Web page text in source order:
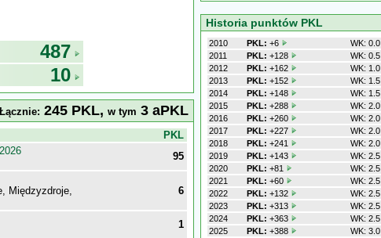
487
10
Łącznie: 245 PKL, w tym 3 aPKL
PKL
95
Międzyzdroje,
6
1
Historia punktów PKL
2010 PKL: +6
WK: 0.0
2011
PKL: +128
WK: 0.5
2012
PKL: +162
WK: 1.0
2013
PKL: +152
WK: 1.5
2014
PKL: +148
WK: 1.5
2015
PKL: +288
WK: 2.0
2016
PKL: +260
WK: 2.0
2017
PKL: +227
WK: 2.0
2018
PKL: +241
WK: 2.0
2019
PKL: +143
WK: 2.5
2020
PKL: +81
WK: 2.5
2021
PKL: +60
WK: 2.5
2022
PKL: +132
WK: 2.5
2023
PKL: +313
WK: 2.5
2024
PKL: +363
WK: 2.5
2025
PKL: +388
WK: 3.0